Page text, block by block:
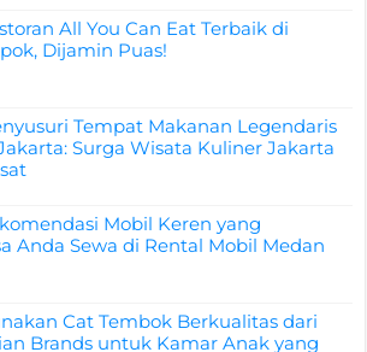
All You Can Eat Terbaik di
Dijamin Puas!
Tempat Makanan Legendaris
Surga Wisata Kuliner Jakarta
Mobil Keren yang
Anda Sewa di Rental Mobil Medan
Cat Tembok Berkualitas dari
Brands untuk Kamar Anak yang